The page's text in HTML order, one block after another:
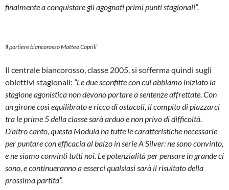
finalmente a conquistare gli agognati primi punti stagionali”.
Il portiere biancorosso Matteo Caprili
Il centrale biancorosso, classe 2005, si sofferma quindi sugli
obiettivi stagionali: “Le due sconfitte con cui abbiamo iniziato la
stagione agonistica non devono portare a sentenze affrettate. Con
un girone così equilibrato e ricco di ostacoli, il compito di piazzarci
tra le prime 5 della classe sarà arduo e non privo di difficoltà.
D’altro canto, questa Modula ha tutte le caratteristiche necessarie
per puntare con efficacia al balzo in serie A Silver: ne sono convinto,
e ne siamo convinti tutti noi. Le potenzialità per pensare in grande ci
sono, e continueranno a esserci qualsiasi sarà il risultato della
prossima partita”.